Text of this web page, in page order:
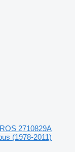
2710829A
(1978-2011)